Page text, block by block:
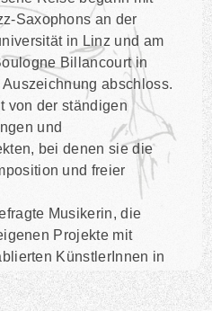
Saxophons an der
in Linz und am
Billancourt in
abschloss.
von der ständigen
und
bei denen sie die
und freier
Musikerin, die
Projekte mit
KünstlerInnen in
gehören: